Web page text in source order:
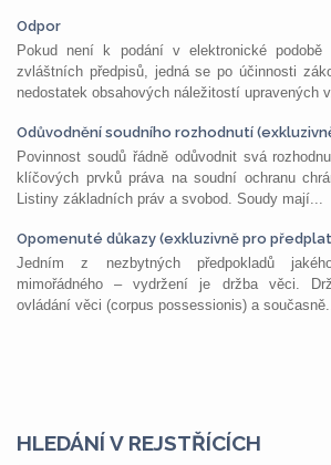
Odpor
Pokud není k podání v elektronické podobě
zvláštních předpisů, jedná se po účinnosti
nedostatek obsahových náležitostí upravených
Odůvodnění soudního rozhodnutí
Povinnost soudů řádně odůvodnit svá
klíčových prvků práva na soudní ochranu
Listiny základních práv a svobod. Soudy mají...
Opomenuté důkazy (exkluzivně pro
Jedním z nezbytných předpokladů
mimořádného – vydržení je držba věci.
ovládání věci (corpus possessionis) a
HLEDÁNÍ V REJSTŘÍCÍCH